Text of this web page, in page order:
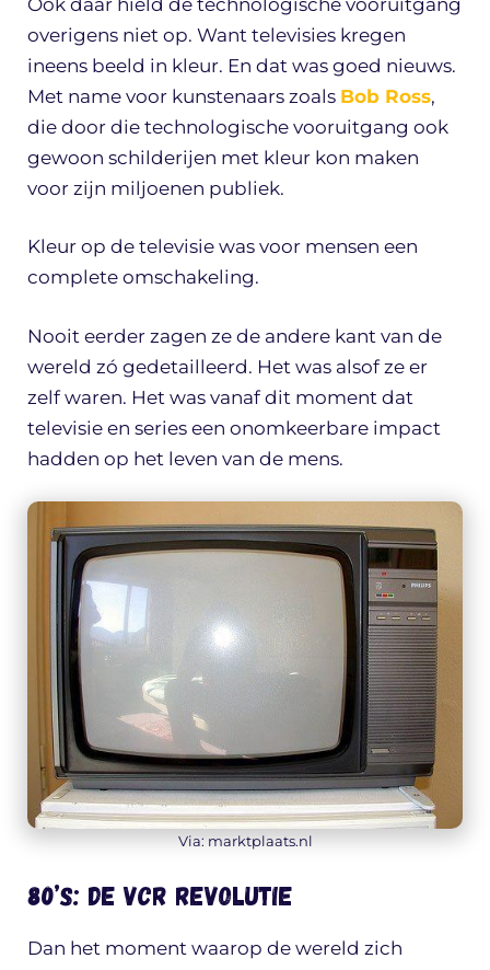
overigens niet op. Want televisies kregen
ineens beeld in kleur. En dat was goed nieuws.
Met name voor kunstenaars zoals Bob Ross,
die door die technologische vooruitgang ook
gewoon schilderijen met kleur kon maken
voor zijn miljoenen publiek.
Kleur op de televisie was voor mensen een
complete omschakeling.
Nooit eerder zagen ze de andere kant van de
wereld zó gedetailleerd. Het was alsof ze er
zelf waren. Het was vanaf dit moment dat
televisie en series een onomkeerbare impact
hadden op het leven van de mens.
Via: marktplaats.nl
80’s: De VCR revolutie
Dan het moment waarop de wereld zich